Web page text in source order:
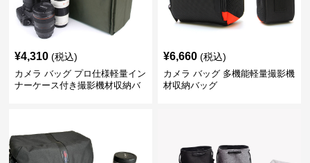
¥4,310 (税込)
カメラ バッグ プロ仕様軽量イン
ナーケース付き撮影機材収納バ
¥6,660 (税込)
カメラ バッグ 多機能軽量撮影機
材収納バッグ